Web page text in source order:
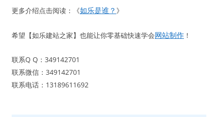
更多介绍点击阅读：《如乐是谁？ 》
希望【如乐建站之家】也能让你零基础快速学会网站制作 ！
联系Q Q：349142701
联系微信：349142701
联系电话：13189611692